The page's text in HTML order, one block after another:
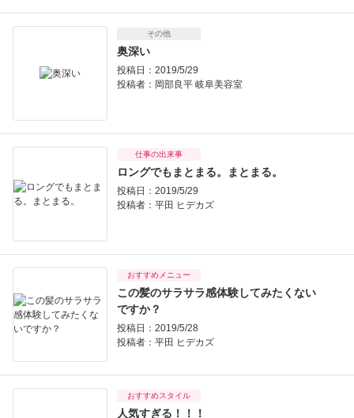
その他
奥深い
投稿日：2019/5/29
投稿者： 岡部良平 岐阜美容室
仕事の出来事
ロングでもまとまる。まとまる。
投稿日：2019/5/29
投稿者： 平田 ヒデカズ
おすすめメニュー
この髪のサラサラ感体験してみたくない
ですか？
投稿日：2019/5/28
投稿者： 平田 ヒデカズ
おすすめスタイル
人気すぎる！！！